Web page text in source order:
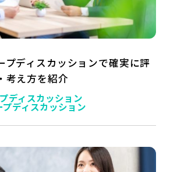
運営会社
プライバシーポリシー
プディスカッションで確実に評
考え方を紹介
ディスカッション
ディスカッション